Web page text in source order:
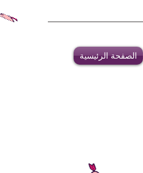
الصفحة الرئيسية